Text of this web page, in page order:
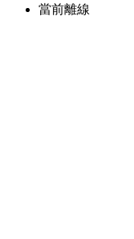
當前離線